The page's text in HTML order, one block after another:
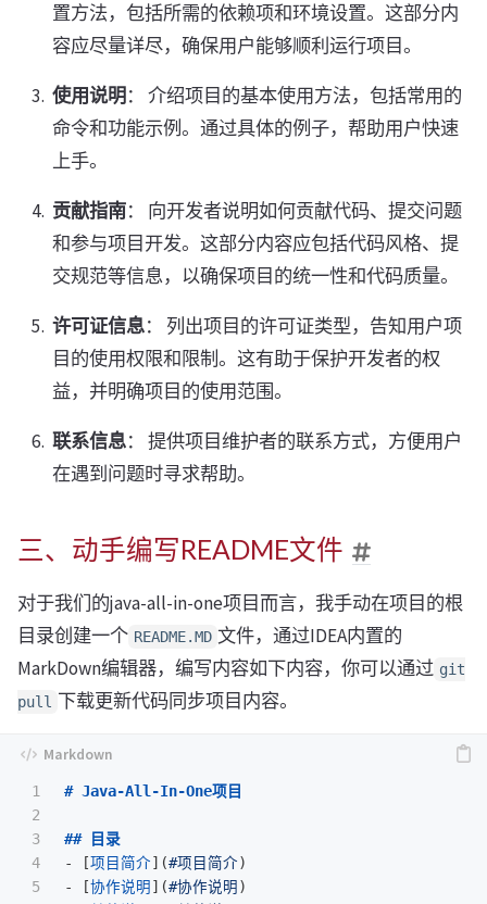
置方法，包括所需的依赖项和环境设置。这部分内
容应尽量详尽，确保用户能够顺利运行项目。
使用说明 ： 介绍项目的基本使用方法，包括常用的
命令和功能示例。通过具体的例子，帮助用户快速
上手。
贡献指南： 向开发者说明如何贡献代码、提交问题
和参与项目开发。这部分内容应包括代码风格、提
交规范等信息，以确保项目的统一性和代码质量。
许可证信息： 列出项目的许可证类型，告知用户项
目的使用权限和限制。这有助于保护开发者的权
益，并明确项目的使用范围。
联系信息： 提供项目维护者的联系方式，方便用户
在遇到问题时寻求帮助。
三、动手编写README文件
对于我们的java-all-in-one项目而言，我手动在项目的根
目录创建一个 README.MD 文件，通过IDEA内置的
MarkDown编辑器，编写内容如下内容，你可以通过 git
pull 下载更新代码同步项目内容。
1
2
3
4
5
# Java-All-In-One项目
## 目录
-
[项目简介](#项目简介)
-
[协作说明 ](#协作说明 )